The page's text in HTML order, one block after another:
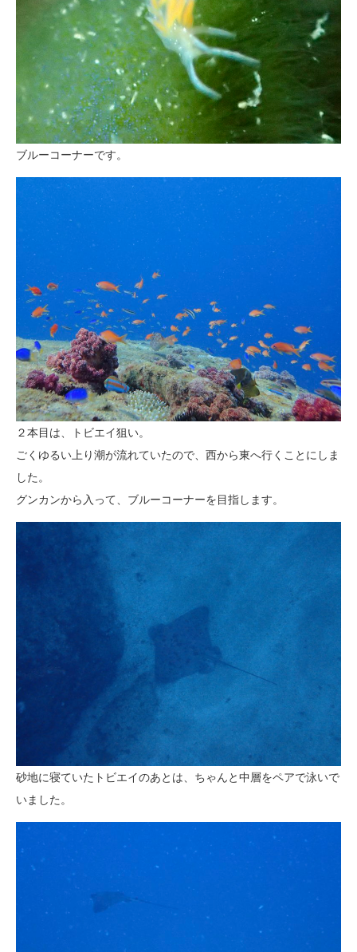
ブルーコーナーです。
２本目は、トビエイ狙い。
ごくゆるい上り潮が流れていたので、西から東へ行くことにしま
した。
グンカンから入って、ブルーコーナーを目指します。
砂地に寝ていたトビエイのあとは、ちゃんと中層をペアで泳いで
いました。